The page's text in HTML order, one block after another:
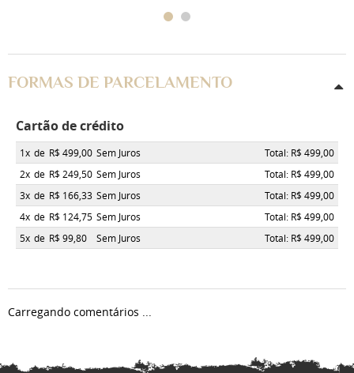
FORMAS DE PARCELAMENTO
Cartão de crédito
1x de R$ 499,00 Sem Juros
Total: R$ 499,00
2x de R$ 249,50 Sem Juros
Total: R$ 499,00
3x de R$ 166,33 Sem Juros
Total: R$ 499,00
4x de R$ 124,75 Sem Juros
Total: R$ 499,00
5x de R$ 99,80 Sem Juros Total: R$ 499,00
Carregando comentários ...